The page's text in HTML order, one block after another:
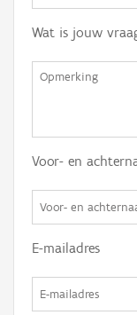
Wat is jouw
Voor- en
E-mailadres